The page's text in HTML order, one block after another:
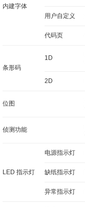
内建字体
用户自定义
代码页
条形码
1D
2D
位图
侦测功能
LED 指示灯
电源指示灯
缺纸指示灯
异常指示灯